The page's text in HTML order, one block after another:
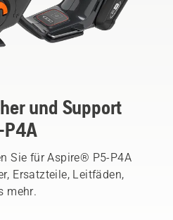
und Support
Sie für Aspire® P5-P4A
Ersatzteile, Leitfäden,
mehr.